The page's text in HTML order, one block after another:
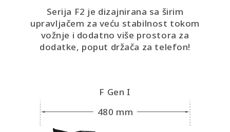
Serija F2 je dizajnirana sa širim
upravljačem za veću stabilnost tokom
vožnje i dodatno više prostora za
dodatke, poput držača za telefon!
F Gen I
480 mm